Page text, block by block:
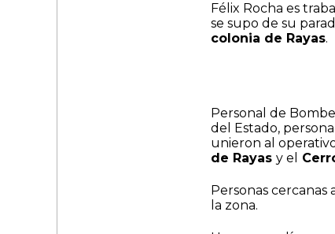
Félix Rocha es
se supo de su
colonia de Rayas.
Personal de
del Estado,
unieron al
de Rayas y el
Personas
la zona.